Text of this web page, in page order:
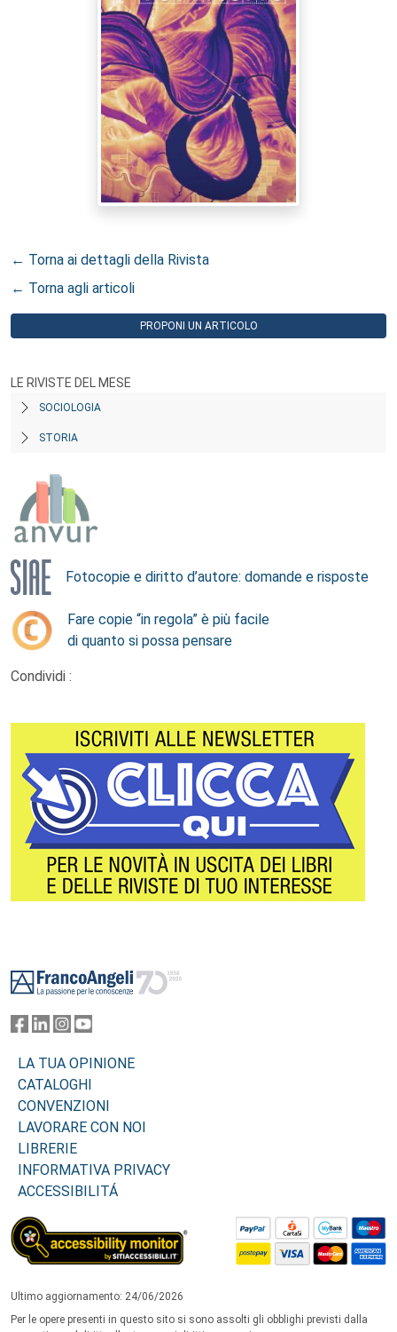
← Torna ai dettagli della Rivista
← Torna agli articoli
PROPONI UN ARTICOLO
LE RIVISTE DEL MESE
SOCIOLOGIA
STORIA
Fotocopie e diritto d’autore: domande e risposte
Fare copie “in regola” è più facile
di quanto si possa pensare
Condividi :
LA TUA OPINIONE
CATALOGHI
CONVENZIONI
LAVORARE CON NOI
LIBRERIE
INFORMATIVA PRIVACY
ACCESSIBILITÁ
Ultimo aggiornamento: 24/06/2026
Per le opere presenti in questo sito si sono assolti gli obblighi previsti dalla